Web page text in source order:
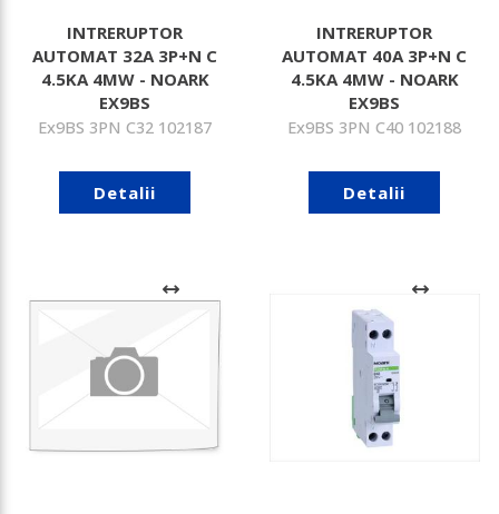
INTRERUPTOR
AUTOMAT 32A 3P+N C
4.5KA 4MW - NOARK
EX9BS
Ex9BS 3PN C32 102187
Detalii
INTRERUPTOR
AUTOMAT 40A 3P+N C
4.5KA 4MW - NOARK
EX9BS
Ex9BS 3PN C40 102188
Detalii